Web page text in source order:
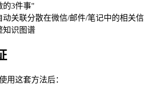
的3件事"
动关联分散在微信/邮件/笔记中的相关信
知识图谱
用这套方法后：